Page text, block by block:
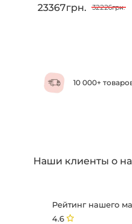
23367грн. 32226грн.
10 000+
Наши клиенты о
Рейтинг нашего
4.6